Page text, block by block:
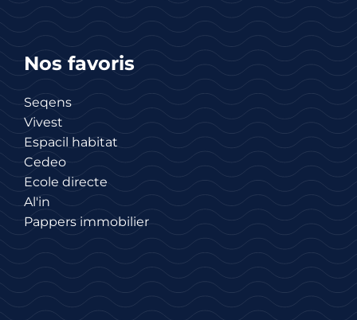
Nos favoris
Seqens
Vivest
Espacil habitat
Cedeo
Ecole directe
Al'in
Pappers immobilier